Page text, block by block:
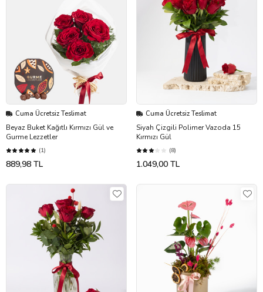
Cuma Ücretsiz Teslimat
Beyaz Buket Kağıtlı Kırmızı Gül ve
Gurme Lezzetler
(1)
889,98 TL
Cuma Ücretsiz Teslimat
Siyah Çizgili Polimer Vazoda 15
Kırmızı Gül
(8)
1.049,00 TL